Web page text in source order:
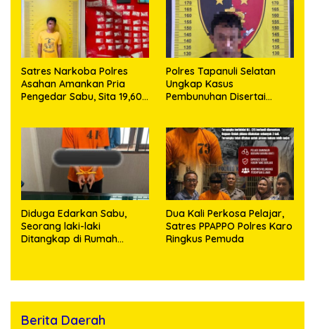
Satres Narkoba Polres
Asahan Amankan Pria
Pengedar Sabu, Sita 19,60
Polres Tapanuli Selatan
Ungkap Kasus
Pembunuhan Disertai
Ditangkap
Diduga Edarkan Sabu,
Seorang laki-laki
Ditangkap di Rumah
Dua Kali Perkosa Pelajar,
Satres PPAPPO Polres Karo
Ringkus Pemuda
Berita Daerah